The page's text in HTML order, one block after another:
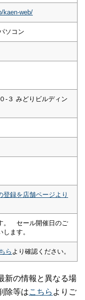
kaen-web/
ソコン
-３ みどりビルディン
登録を店舗ページより
。 セール開催日のご
します。
ら より確認ください。
新の情報と異なる場
除等はこちら よりご